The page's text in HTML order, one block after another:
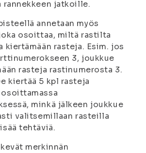
rannekkeen jatkoille.
annetaan myös
osoittaa, miltä rastilta
kiertämään rasteja. Esim. jos
3, joukkue
rasteja rastinumerosta 3.
kiertää 5 kpl rasteja
minkä jälkeen joukkue
valitsemillaan rasteilla
tehtäviä.
merkinnän